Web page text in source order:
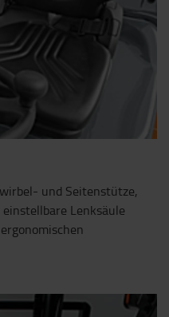
und Seitenstütze,
Lenksäule